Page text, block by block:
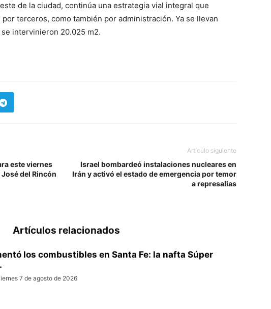
de la ciudad, continúa una estrategia vial integral que
terceros, como también por administración. Ya se llevan
intervinieron 20.025 m2.
este viernes
José del Rincón
Artículo siguiente
Israel bombardeó instalaciones nucleares en
Irán y activó el estado de emergencia por temor
a represalias
Artículos relacionados
los combustibles en Santa Fe: la nafta Súper
7 de agosto de 2026